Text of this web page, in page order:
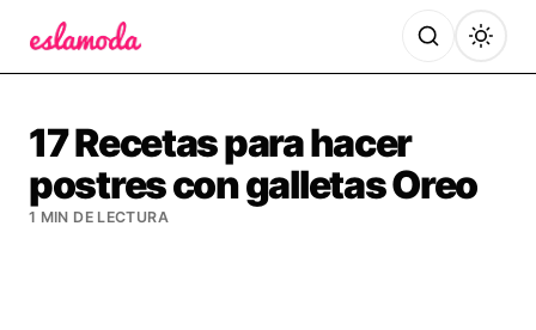
17 Recetas para hacer
postres con galletas Oreo
1 MIN DE LECTURA